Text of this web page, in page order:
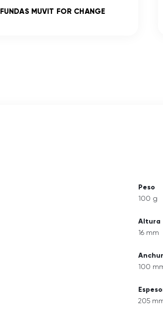
FUNDAS MUVIT FOR CHANGE
Peso
100 g
Altura
16 mm
100
205